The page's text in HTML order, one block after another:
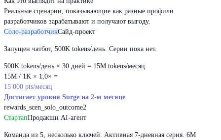
Реальные сценарии, показывающие как разные профили
разработчиков зарабатывают и получают выгоду.
Соло-разработчикСайд-проект
Запущен чатбот, 500K tokens/день. Серии пока нет.
500K tokens/день × 30 дней = 15M tokens/месяц
15M / 1K × 1,0× =
15 000 pts/месяц
Достигает уровня Surge на 2-м месяце
rewards_scen_solo_outcome2
СтартапПродакшн AI-агент
Команда из 5, несколько ключей. Активная 7-дневная серия. 6M